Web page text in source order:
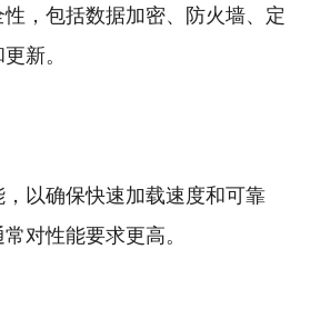
，包括数据加密、防火墙、定
新。
以确保快速加载速度和可靠
对性能要求更高。